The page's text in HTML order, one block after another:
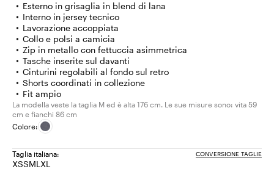
Esterno in grisaglia in blend di lana
Interno in jersey tecnico
Lavorazione accoppiata
Collo e polsi a camicia
Zip in metallo con fettuccia asimmetrica
Tasche inserite sul davanti
Cinturini regolabili al fondo sul retro
Shorts coordinati in collezione
Fit ampio
La modella veste la taglia M ed è alta 176 cm. Le sue misure sono: vita 59
cm e fianchi 86 cm
Colore:
Taglia italiana: CONVERSIONE TAGLIE
XSTaglia:
STaglia:
MTaglia:
LTaglia:
XLTaglia: